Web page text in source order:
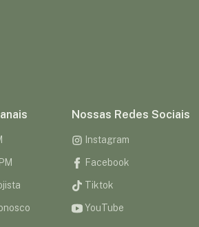
Nossas Redes Sociais
Instagram
Facebook
Tiktok
YouTube